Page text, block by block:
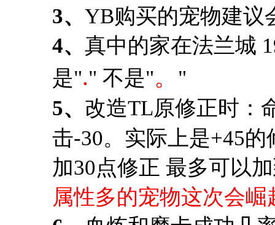
3、 YB购买的宠物建议
4、 真中的家在法兰城
是"." 不是"。 "
5、 改造TL原修正时：
击-30。实际上是+45
加30点修正 最多可以
属性多的宠物这次会崛